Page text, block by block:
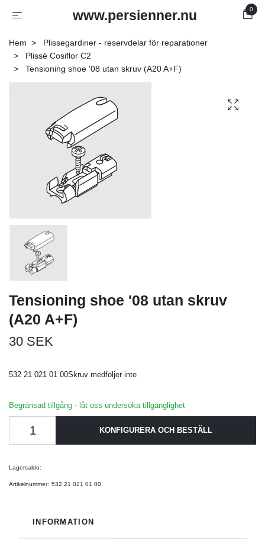
www.persienner.nu 0
Hem
Plissegardiner - reservdelar för reparationer
Plissé Cosiflor C2
Tensioning shoe '08 utan skruv (A20 A+F)
Tensioning shoe '08 utan skruv
(A20 A+F)
30 SEK
532 21 021 01 00Skruv medföljer inte
Begränsad tillgång - låt oss undersöka tillgänglighet
KONFIGURERA OCH BESTÄLL
Lagersaldo:
Artikelnummer: 532 21 021 01 00
INFORMATION